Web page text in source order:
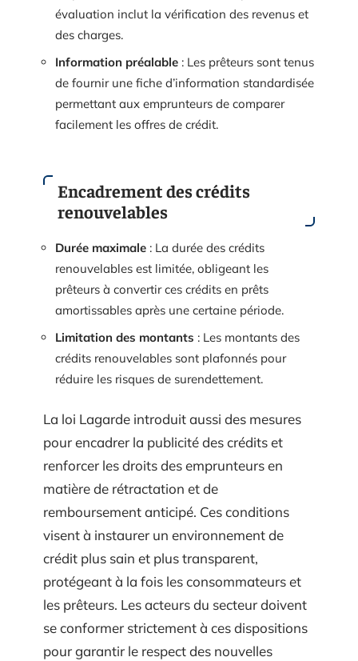
évaluation inclut la vérification des revenus et
des charges.
Information préalable : Les prêteurs sont tenus
de fournir une fiche d’information standardisée
permettant aux emprunteurs de comparer
facilement les offres de crédit.
Encadrement des crédits
renouvelables
Durée maximale : La durée des crédits
renouvelables est limitée, obligeant les
prêteurs à convertir ces crédits en prêts
amortissables après une certaine période.
Limitation des montants : Les montants des
crédits renouvelables sont plafonnés pour
réduire les risques de surendettement.
La loi Lagarde introduit aussi des mesures
pour encadrer la publicité des crédits et
renforcer les droits des emprunteurs en
matière de rétractation et de
remboursement anticipé. Ces conditions
visent à instaurer un environnement de
crédit plus sain et plus transparent,
protégeant à la fois les consommateurs et
les prêteurs. Les acteurs du secteur doivent
se conformer strictement à ces dispositions
pour garantir le respect des nouvelles